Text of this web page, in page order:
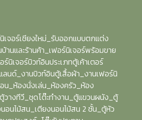
เจอร์เชียงใหม่_รับออกแบบตกแต่ง
านและร้านค้า_เฟอร์นิเจอร์พร้อมขาย
ร์นิเจอร์บิวท์อินประเภทตู้เค้าเตอร์
ลนด์_งานบิวท์อินตู้เสื้อผ้า_งานเฟอร์นิ
น_ห้องนั่งเล่น_ห้องครัว_ห้อง
วางทีวี_ชุดโต๊ะทำงาน_ตู้แขวนผนัง_ตู้
อนไม้สน_เตียงนอนไม้สน 2 ชั้น_ตู้หัว